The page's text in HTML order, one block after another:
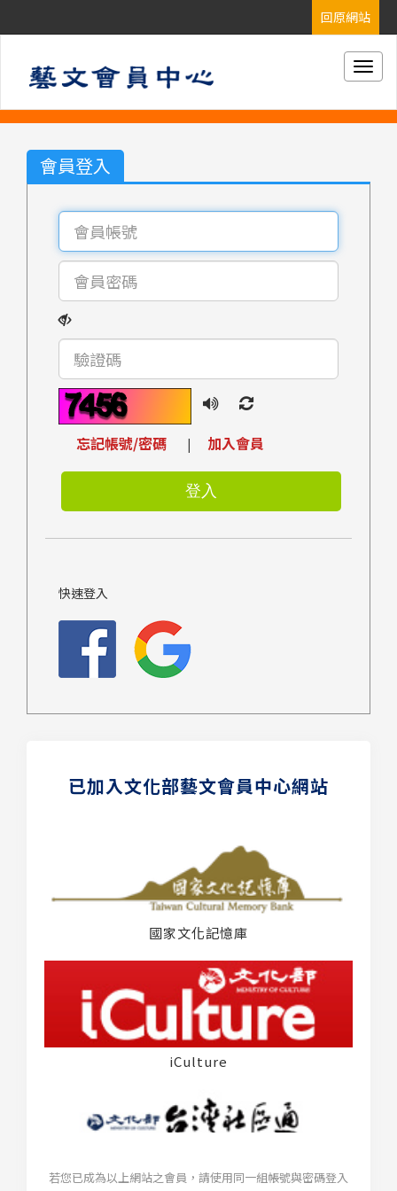
會員登入
忘記帳號/密碼 | 加入會員
快速登入
已加入文化部藝文會員中心網站
國家文化記憶庫
iCulture
若您已成為以上網站之會員，請使用同一組帳號與密碼登入